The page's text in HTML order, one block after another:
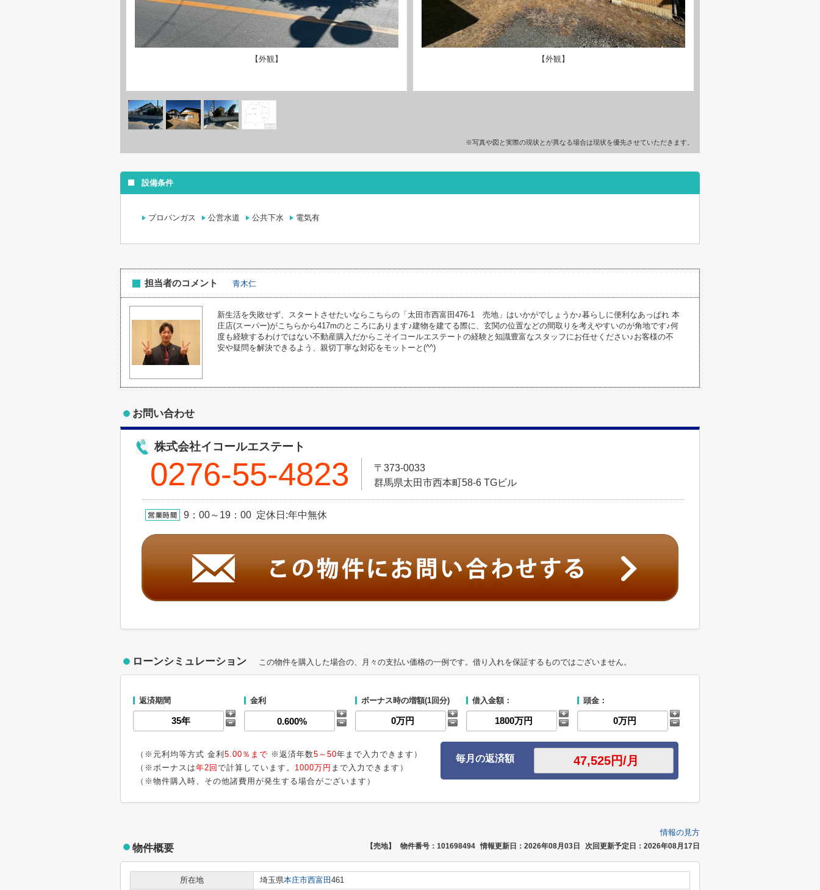
【外観】 【外観】
※写真や図と実際の現状とが異なる場合は現状を優先させていただきます。
設備条件
プロパンガス 公営水道 公共下水 電気有
担当者のコメント 青木仁
新生活を失敗せず、スタートさせたいならこちらの「太田市西富田476-1 売地」はいかがでしょうか♪暮らしに便利なあっぱれ 本
庄店(スーパー)がこちらから417mのところにあります♪建物を建てる際に、玄関の位置などの間取りを考えやすいのが角地です♪何
度も経験するわけではない不動産購入だからこそイコールエステートの経験と知識豊富なスタッフにお任せください♪お客様の不
安や疑問を解決できるよう、親切丁寧な対応をモットーと(^^)
お問い合わせ
株式会社イコールエステート
0276-55-4823
〒373-0033
群馬県太田市西本町58-6 TGビル
9：00～19：00 定休日:年中無休
ローンシミュレーション この物件を購入した場合の、月々の支払い価格の一例です。借り入れを保証するものではございません。
返済期間 金利 ボーナス時の増額(1回分) 借入金額： 頭金：
（※元利均等方式 金利 5.00％まで ※返済年数5～50年まで入力できます）
（※ボーナスは年2回 で計算しています。 1000万円 まで入力できます）
（※物件購入時、その他諸費用が発生する場合がございます）
毎月の返済額
情報の見方
物件概要 【売地】 物件番号：101698494 情報更新日：2026年08月03日 次回更新予定日：2026年08月17日
所在地 埼玉県本庄市西富田 461